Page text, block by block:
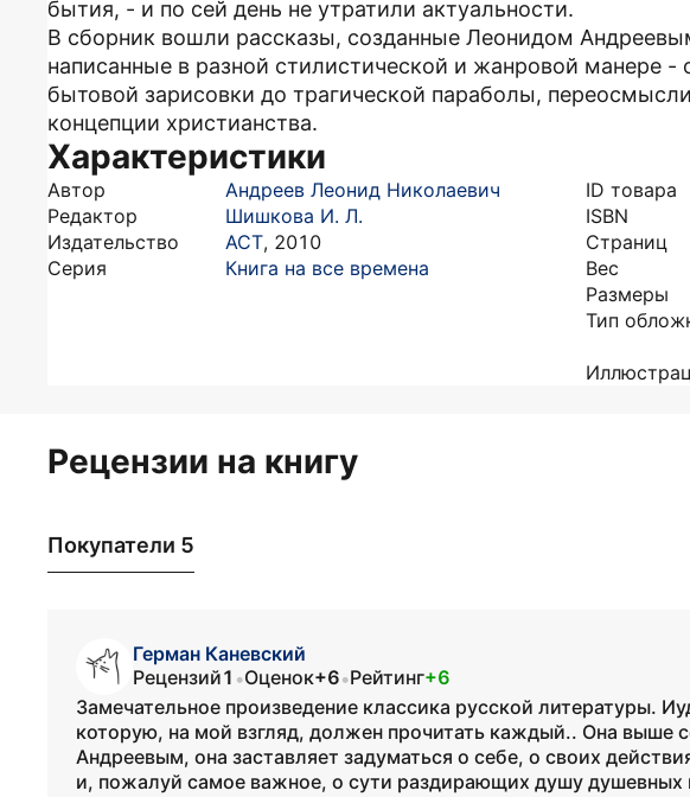
бытия, - и по сей день не утратили актуальности.
В сборник вошли рассказы, созданные Леонидом
написанные в разной стилистической и жанровой манере -
бытовой зарисовки до трагической параболы,
концепции христианства.
Характеристики
Автор
Андреев Леонид Николаевич
Редактор
Шишкова И. Л.
Издательство
АСТ, 2010
Серия
Книга на все времена
ID товара
ISBN
Страниц
Вес
Размеры
Тип
Рецензии на книгу
Покупатели 5
Герман Каневский
Рецензий1 •Оценок+6•Рейтинг+6
Замечательное произведение классика русской литературы.
которую, на мой взгляд, должен прочитать каждый.. Она выше
Андреевым, она заставляет задуматься о себе, о своих
и, пожалуй самое важное, о сути раздирающих душу душевных